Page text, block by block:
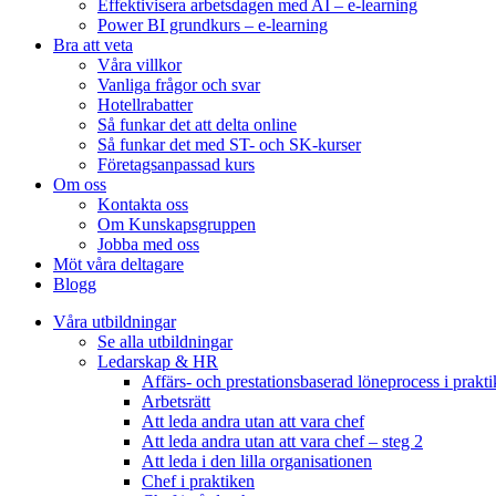
Effektivisera arbetsdagen med AI – e-learning
Power BI grundkurs – e-learning
Bra att veta
Våra villkor
Vanliga frågor och svar
Hotellrabatter
Så funkar det att delta online
Så funkar det med ST- och SK-kurser
Företagsanpassad kurs
Om oss
Kontakta oss
Om Kunskapsgruppen
Jobba med oss
Möt våra deltagare
Blogg
Våra utbildningar
Se alla utbildningar
Ledarskap & HR
Affärs- och prestationsbaserad löneprocess i
Arbetsrätt
Att leda andra utan att vara chef
Att leda andra utan att vara chef – steg 2
Att leda i den lilla organisationen
Chef i praktiken